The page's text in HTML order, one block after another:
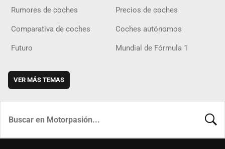
Rumores de coches Precios de coches
Comparativa de coches Coches autónomos
Futuro Mundial de Fórmula 1
VER MÁS TEMAS